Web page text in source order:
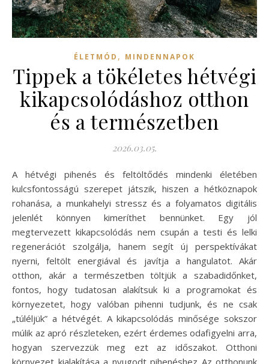
ÉLETMÓD , MINDENNAPOK
Tippek a tökéletes hétvégi
kikapcsolódáshoz otthon
és a természetben
2026.03.05.
A hétvégi pihenés és feltöltődés mindenki életében
kulcsfontosságú szerepet játszik, hiszen a hétköznapok
rohanása, a munkahelyi stressz és a folyamatos digitális
jelenlét könnyen kimeríthet bennünket. Egy jól
megtervezett kikapcsolódás nem csupán a testi és lelki
regenerációt szolgálja, hanem segít új perspektívákat
nyerni, feltölt energiával és javítja a hangulatot. Akár
otthon, akár a természetben töltjük a szabadidőnket,
fontos, hogy tudatosan alakítsuk ki a programokat és
környezetet, hogy valóban pihenni tudjunk, és ne csak
„túléljük” a hétvégét. A kikapcsolódás minősége sokszor
múlik az apró részleteken, ezért érdemes odafigyelni arra,
hogyan szervezzük meg ezt az időszakot. Otthoni
környezet kialakítása a nyugodt pihenéshez Az otthonunk